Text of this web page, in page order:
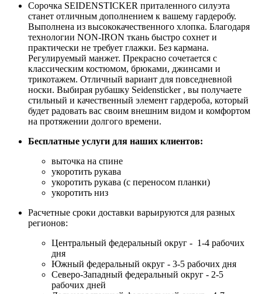
Сорочка SEIDENSTICKER приталенного силуэта
станет отличным дополнением к вашему гардеробу.
Выполнена из высококачественного хлопка. Благодаря
технологии NON-IRON ткань быстро сохнет и
практически не требует глажки. Без кармана.
Регулируемый манжет. Прекрасно сочетается с
классическим костюмом, брюками, джинсами и
трикотажем. Отличный вариант для повседневной
носки. Выбирая рубашку Seidensticker , вы получаете
стильный и качественный элемент гардероба, который
будет радовать вас своим внешним видом и комфортом
на протяжении долгого времени.
Бесплатные услуги для наших клиентов:
выточка на спине
укоротить рукава
укоротить рукава (с переносом планки)
укоротить низ
Расчетные сроки доставки варьируются для разных
регионов:
Центральный федеральный округ - 1-4 рабочих
дня
Южный федеральный округ - 3-5 рабочих дня
Северо-Западный федеральный округ - 2-5
рабочих дней